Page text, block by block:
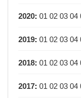
2020: 01 02 03 04
2019: 01 02 03 04
2018: 01 02 03 04
2017: 01 02 03 04